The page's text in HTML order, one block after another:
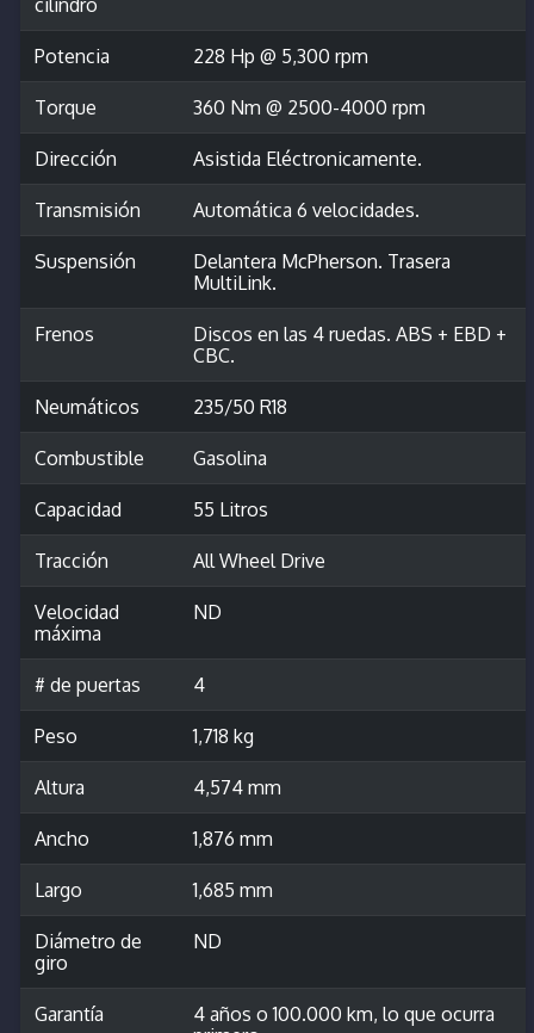
Potencia 228 Hp @ 5,300 rpm
Torque 360 Nm @ 2500-4000 rpm
Dirección Asistida Eléctronicamente.
Transmisión Automática 6 velocidades.
Suspensión
Delantera McPherson. Trasera
MultiLink.
Frenos
Discos en las 4 ruedas. ABS + EBD +
CBC.
Neumáticos 235/50 R18
Combustible Gasolina
Capacidad 55 Litros
Tracción All Wheel Drive
Velocidad
máxima
ND
# de puertas 4
Peso 1,718 kg
Altura 4,574 mm
Ancho 1,876 mm
Largo 1,685 mm
Diámetro de
giro
ND
Garantía
4 años o 100.000 km, lo que ocurra